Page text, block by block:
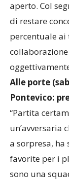
aperto. Col
di restare
percentuale
Alle porte
Pontevico:
“Partita
un’avversaria
a sorpresa,
favorite per i
sono una